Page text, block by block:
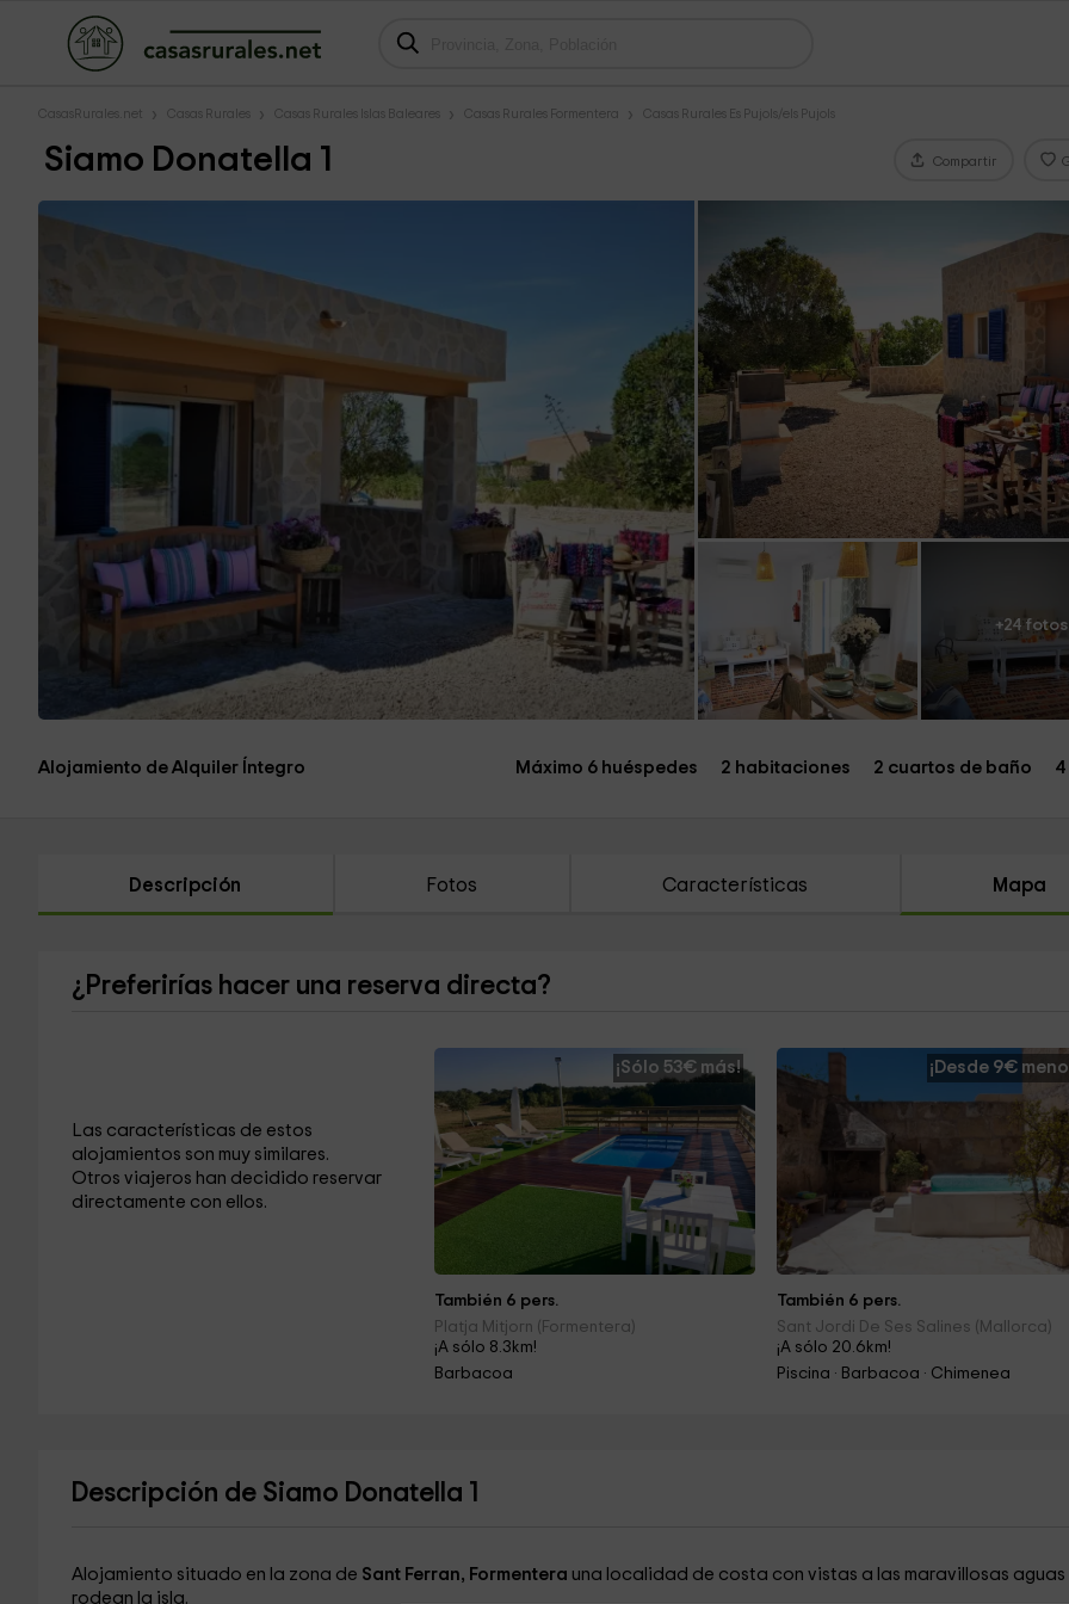
CasasRurales.net Casas Rurales Casas Rurales Islas Baleares Casas Rurales Formentera Casas Rurales Es Pujols/els Pujols
Siamo Donatella 1 Compartir
+24 fotos
Alojamiento de Alquiler Íntegro Máximo 6 huéspedes 2 habitaciones 2 cuartos de baño
Descripción Fotos Características Mapa
¿Preferirías hacer una reserva directa?
Las características de estos
alojamientos son muy similares.
Otros viajeros han decidido reservar
directamente con ellos.
¡Sólo 53€ más!
También 6 pers.
Platja Mitjorn (Formentera)
¡A sólo 8.3km!
Barbacoa
¡Desde 9€
También 6 pers.
Sant Jordi De Ses Salines (Mallorca)
¡A sólo 20.6km!
Piscina · Barbacoa · Chimenea
Descripción de Siamo Donatella 1
Alojamiento situado en la zona de Sant Ferran, Formentera una localidad de costa con vistas a las maravillosas aguas
rodean la isla.